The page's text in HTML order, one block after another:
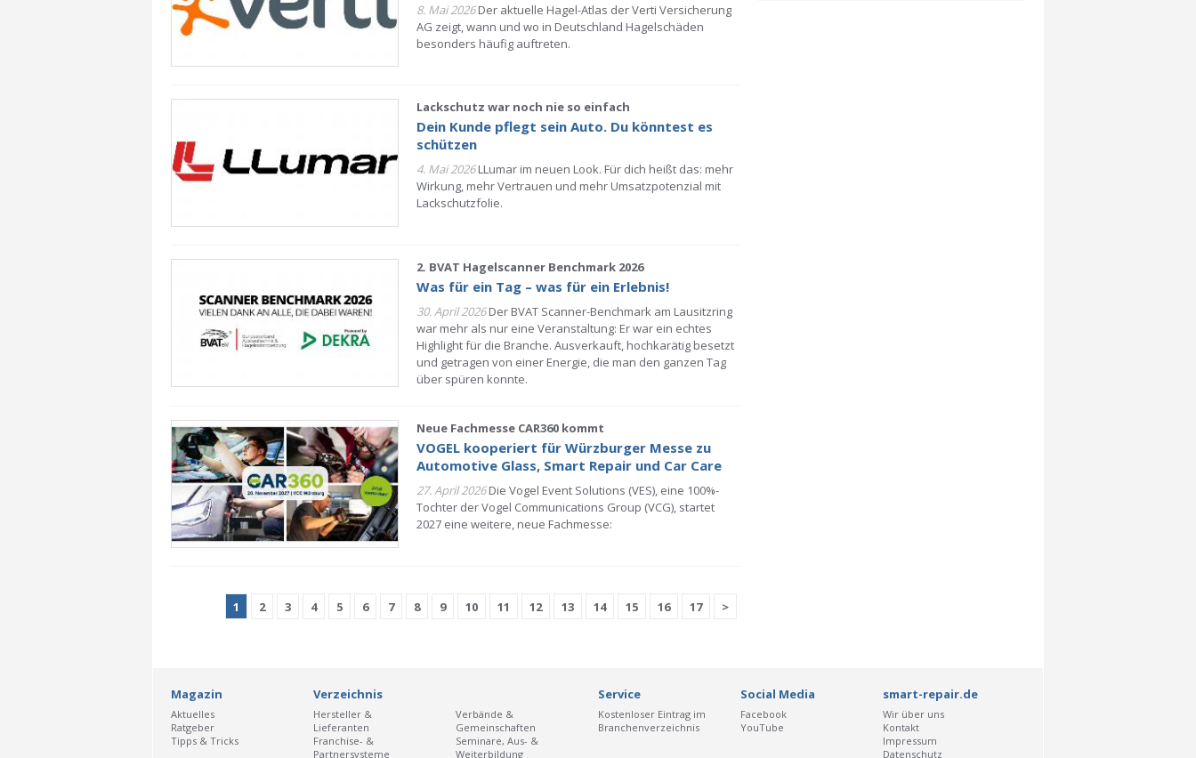
8. Mai 2026Der aktuelle Hagel-Atlas der Verti Versicherung
AG zeigt, wann und wo in Deutschland Hagelschäden
besonders häufig auftreten.
Lackschutz war noch nie so einfach
Dein Kunde pflegt sein Auto. Du könntest es
schützen
4. Mai 2026LLumar im neuen Look. Für dich heißt das: mehr
Wirkung, mehr Vertrauen und mehr Umsatzpotenzial mit
Lackschutzfolie.
2. BVAT Hagelscanner Benchmark 2026
Was für ein Tag – was für ein Erlebnis!
30. April 2026Der BVAT Scanner-Benchmark am Lausitzring
war mehr als nur eine Veranstaltung: Er war ein echtes
Highlight für die Branche. Ausverkauft, hochkarätig besetzt
und getragen von einer Energie, die man den ganzen Tag
über spüren konnte.
Neue Fachmesse CAR360 kommt
VOGEL kooperiert für Würzburger Messe zu
Automotive Glass, Smart Repair und Car Care
27. April 2026Die Vogel Event Solutions (VES), eine 100%-
Tochter der Vogel Communications Group (VCG), startet
2027 eine weitere, neue Fachmesse:
1 2 3 4 5 6 7 8 9 10 11 12 13 14 15 16 17 >
Magazin
Aktuelles
Ratgeber
Tipps & Tricks
Verzeichnis
Hersteller &
Lieferanten
Franchise- &
Partnersysteme
Verbände &
Gemeinschaften
Seminare, Aus- &
Weiterbildung
Service
Kostenloser Eintrag im
Branchenverzeichnis
Social Media
Facebook
YouTube
smart-repair.de
Wir über uns
Kontakt
Impressum
Datenschutz